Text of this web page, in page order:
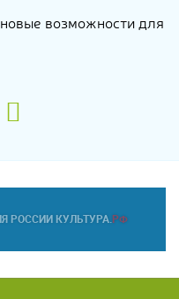
возможности для